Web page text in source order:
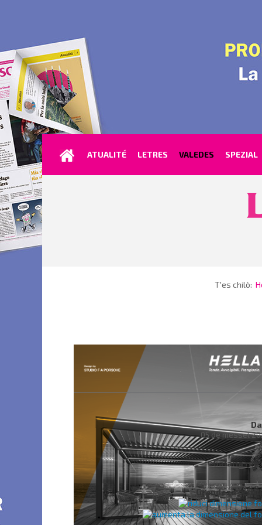
ATUALITÉ LETRES VALEDES SPEZIAL
T'es chilò:
05 de messel
Galaria
Grandeza